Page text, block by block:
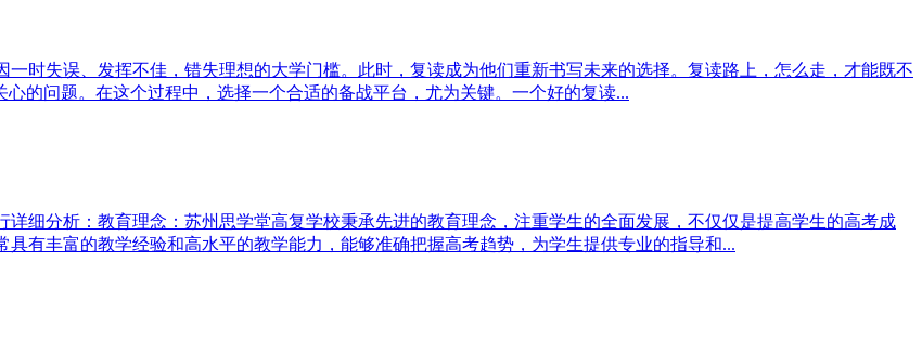
时失误、发挥不佳，错失理想的大学门槛。此时，复读成为他们重新书写未来的选择。复读路上，怎么走，才能既不
的问题。在这个过程中，选择一个合适的备战平台，尤为关键。一个好的复读...
细分析：教育理念：苏州思学堂高复学校秉承先进的教育理念，注重学生的全面发展，不仅仅是提高学生的高考成
有丰富的教学经验和高水平的教学能力，能够准确把握高考趋势，为学生提供专业的指导和...